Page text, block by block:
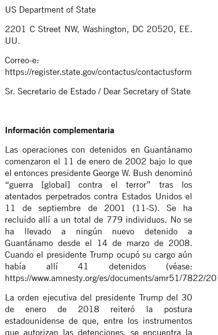
US Department of State
2201 C Street NW, Washington, DC 20520, EE.
UU.
Correo-e:
https://register.state.gov/contactus/contactusform
Sr. Secretario de Estado / Dear Secretary of State
Información complementaria
Las operaciones con detenidos en Guantánamo
comenzaron el 11 de enero de 2002 bajo lo que
el entonces presidente George W. Bush denominó
“guerra [global] contra el terror” tras los
atentados perpetrados contra Estados Unidos el
11 de septiembre de 2001 (11-S). Se ha
recluido allí a un total de 779 individuos. No se
ha llevado a ningún nuevo detenido a
Guantánamo desde el 14 de marzo de 2008.
Cuando el presidente Trump ocupó su cargo aún
había allí 41 detenidos (véase:
https://www.amnesty.org/es/documents/amr51/7822/
La orden ejecutiva del presidente Trump del 30
de enero de 2018 reiteró la postura
estadounidense de que, entre los instrumentos
que autorizan las detenciones, se encuentra la